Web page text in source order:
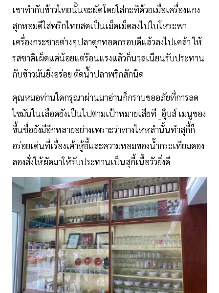
เขาทำกับข้าวไทยนั้นจะผัดโดยใส่กะทิด้วยเมื่อเครื่องแกง
สุกหอมดีใส่พริกไทยสดเป็นเม็ดเม็ดลงไปใบโหระพา
เครื่องกระชายต่างๆปลาดุกทอดกรอบดีแล้วลงไปเคล้า ให้
รสชาติเผ็ดแต่น้อยแต่ร้อนแรงแล้วก็นวลเนียนรับประทาน
กับข้าวมันยิ่งอร่อย ตัดน้ำปลาพริกสักนิด
คุณหมอท่านใดกรุณาผ่านมาอ่านก็กราบขออภัยที่การลด
ไขมันในเลือดยังเป็นไปตามเป้าหมายเสียที _อุ๊บส์ เมนูของ
ขึ้นชื่อยังมีอีกหลายอย่างเพราะว่าทางไหหลำนั้นทำสุกี้ก็
อร่อยเด่นที่เรื่องเต้าหู้ยี้และความหอมของน้ำกระเทียมดอง
ลองสั่งให้ผัดมาให้รับประทานเป็นสุกี้เนื้อวัวยิ่งดี